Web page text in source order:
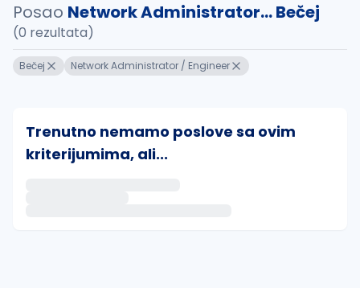
Posao Network Administrator... Bečej
(0 rezultata)
Bečej Network Administrator / Engineer
Trenutno nemamo poslove sa ovim
kriterijumima, ali...